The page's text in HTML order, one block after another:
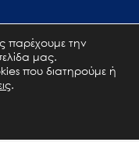
παρέχουμε την
μας.
που διατηρούμε ή
.